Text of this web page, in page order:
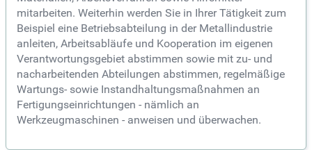
mitarbeiten. Weiterhin werden Sie in Ihrer Tätigkeit zum
Beispiel eine Betriebsabteilung in der Metallindustrie
anleiten, Arbeitsabläufe und Kooperation im eigenen
Verantwortungsgebiet abstimmen sowie mit zu- und
nacharbeitenden Abteilungen abstimmen, regelmäßige
Wartungs- sowie Instandhaltungsmaßnahmen an
Fertigungseinrichtungen - nämlich an
Werkzeugmaschinen - anweisen und überwachen.